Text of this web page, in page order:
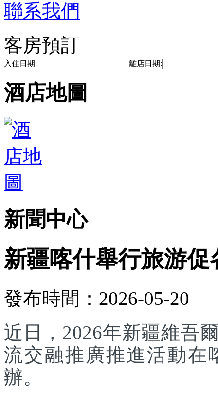
聯系我們
客房預訂
入住日期: 離店日期:
酒店地圖
新聞中心
新疆喀什舉行旅游
發布時間：2026-05-20
近日，2026年新疆維吾
流交融推廣推進活動在
辦。